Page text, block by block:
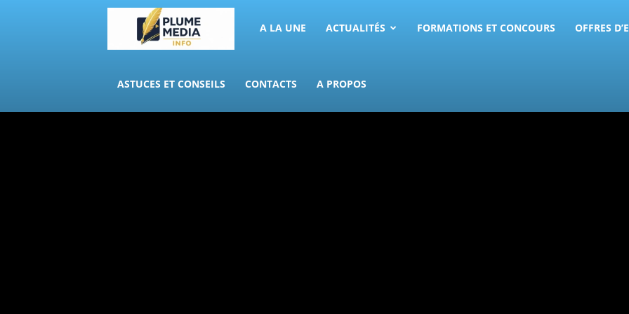
PLUME
MEDIA
A LA UNE ACTUALITÉS FORMATIONS ET CONCOURS OFFRES
ASTUCES ET CONSEILS CONTACTS A PROPOS